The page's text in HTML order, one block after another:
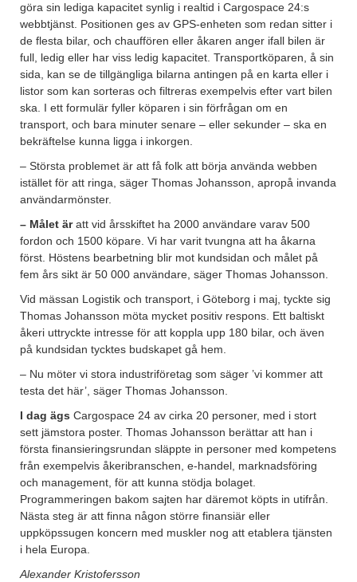
göra sin lediga kapacitet synlig i realtid i Cargospace 24:s
webbtjänst. Positionen ges av GPS-enheten som redan sitter i
de flesta bilar, och chauffören eller åkaren anger ifall bilen är
full, ledig eller har viss ledig kapacitet. Transportköparen, å sin
sida, kan se de tillgängliga bilarna antingen på en karta eller i
listor som kan sorteras och filtreras exempelvis efter vart bilen
ska. I ett formulär fyller köparen i sin förfrågan om en
transport, och bara minuter senare – eller sekunder – ska en
bekräftelse kunna ligga i inkorgen.
– Största problemet är att få folk att börja använda webben
istället för att ringa, säger Thomas Johansson, apropå invanda
användarmönster.
– Målet äratt vid årsskiftet ha 2000 användare varav 500
fordon och 1500 köpare. Vi har varit tvungna att ha åkarna
först. Höstens bearbetning blir mot kundsidan och målet på
fem års sikt är 50 000 användare, säger Thomas Johansson.
Vid mässan Logistik och transport, i Göteborg i maj, tyckte sig
Thomas Johansson möta mycket positiv respons. Ett baltiskt
åkeri uttryckte intresse för att koppla upp 180 bilar, och även
på kundsidan tycktes budskapet gå hem.
– Nu möter vi stora industriföretag som säger ’vi kommer att
testa det här’, säger Thomas Johansson.
I dag ägs Cargospace 24 av cirka 20 personer, med i stort
sett jämstora poster. Thomas Johansson berättar att han i
första finansieringsrundan släppte in personer med kompetens
från exempelvis åkeribranschen, e-handel, marknadsföring
och management, för att kunna stödja bolaget.
Programmeringen bakom sajten har däremot köpts in utifrån.
Nästa steg är att finna någon större finansiär eller
uppköpssugen koncern med muskler nog att etablera tjänsten
i hela Europa.
Alexander Kristofersson